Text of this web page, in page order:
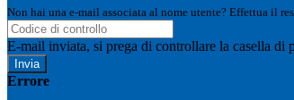
Non hai una e-mail associata al nome utente? Effettua il
E-mail inviata, si prega di controllare la casella di
Errore